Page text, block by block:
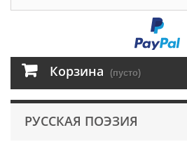
Корзина (пусто)
РУССКАЯ ПОЭЗИЯ